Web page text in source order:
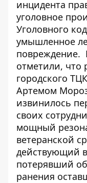
инцидента
уголовное
Уголовного
умышленное
повреждение.
отметили, что
городского
Артемом
извинилось
своих
мощный
ветеранской
действующий
потерявший
ранения